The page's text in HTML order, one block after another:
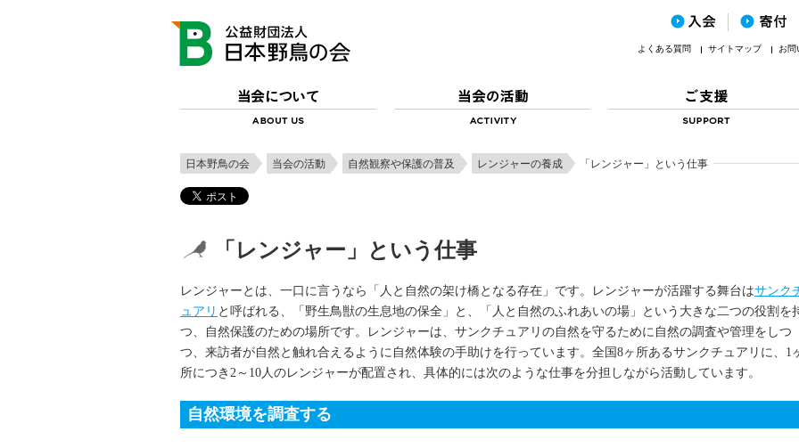
よくある質問 サイトマップ お問
日本野鳥の会 当会の活動 自然観察や保護の普及 レンジャーの養成 「レンジャー」という仕事
「レンジャー」という仕事
レンジャーとは、一口に言うなら「人と自然の架け橋となる存在」です。レンジャーが活躍する舞台はサンク
ュアリ と呼ばれる、「野生鳥獣の生息地の保全」と、「人と自然のふれあいの場」という大きな二つの役割を
つ、自然保護のための場所です。レンジャーは、サンクチュアリの自然を守るために自然の調査や管理をしつ
つ、来訪者が自然と触れ合えるように自然体験の手助けを行っています。全国8ヶ所あるサンクチュアリに、1
所につき2～10人のレンジャーが配置され、具体的には次のような仕事を分担しながら活動しています。
自然環境を調査する